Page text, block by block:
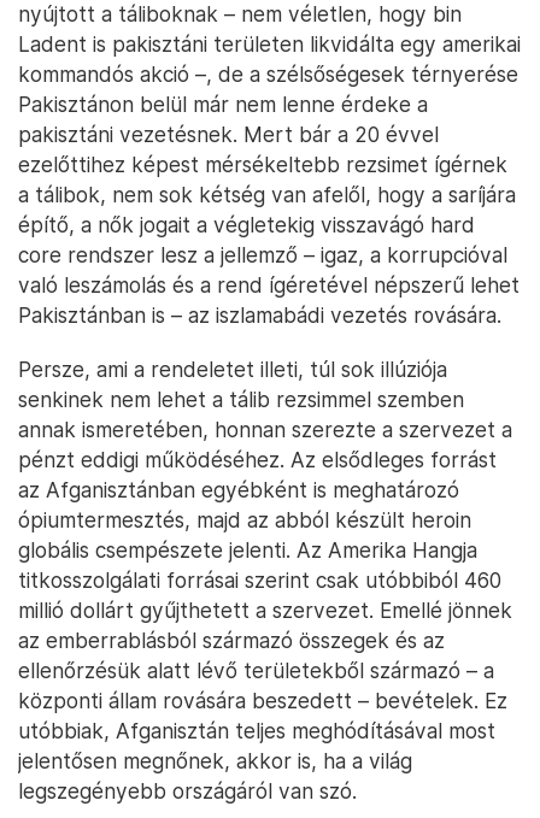
nyújtott a táliboknak – nem véletlen, hogy bin
Ladent is pakisztáni területen likvidálta egy amerikai
kommandós akció –, de a szélsőségesek térnyerése
Pakisztánon belül már nem lenne érdeke a
pakisztáni vezetésnek. Mert bár a 20 évvel
ezelőttihez képest mérsékeltebb rezsimet ígérnek
a tálibok, nem sok kétség van afelől, hogy a saríjára
építő, a nők jogait a végletekig visszavágó hard
core rendszer lesz a jellemző – igaz, a korrupcióval
való leszámolás és a rend ígéretével népszerű lehet
Pakisztánban is – az iszlamabádi vezetés rovására.
Persze, ami a rendeletet illeti, túl sok illúziója
senkinek nem lehet a tálib rezsimmel szemben
annak ismeretében, honnan szerezte a szervezet a
pénzt eddigi működéséhez. Az elsődleges forrást
az Afganisztánban egyébként is meghatározó
ópiumtermesztés, majd az abból készült heroin
globális csempészete jelenti. Az Amerika Hangja
titkosszolgálati forrásai szerint csak utóbbiból 460
millió dollárt gyűjthetett a szervezet. Emellé jönnek
az emberrablásból származó összegek és az
ellenőrzésük alatt lévő területekből származó – a
központi állam rovására beszedett – bevételek. Ez
utóbbiak, Afganisztán teljes meghódításával most
jelentősen megnőnek, akkor is, ha a világ
legszegényebb országáról van szó.